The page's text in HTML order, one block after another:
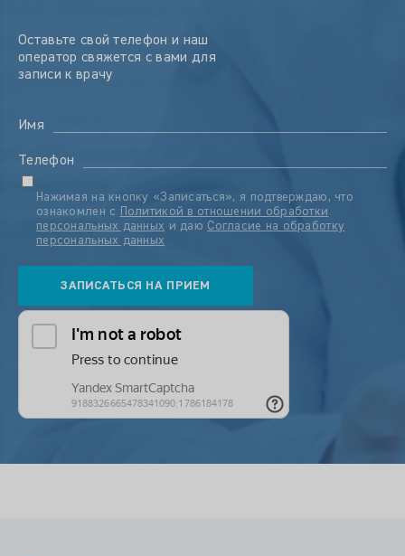
Оставьте свой телефон и наш
оператор свяжется с вами для
записи к врачу
Имя
Телефон
Нажимая на кнопку «Записаться», я подтверждаю, что
ознакомлен с
Политикой в отношении обработки
персональных данных и даю Согласие на обработку
персональных данных